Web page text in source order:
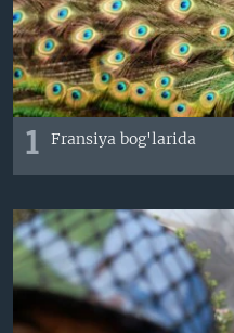
VIDEO
XABARLAR SURATLARDA
ODNOKLASSNIKI
TELEGRAM
TWITTER
SOUNDCLOUD
VOA
1 Fransiya bog'larida